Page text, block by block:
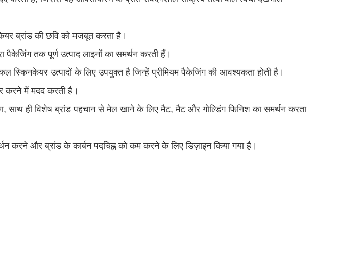
ब्रांड की छवि को मजबूत करता है।
तक पूर्ण उत्पाद लाइनों का समर्थन करती हैं।
स्किनकेयर उत्पादों के लिए उपयुक्त है जिन्हें प्रीमियम पैकेजिंग की आवश्यकता होती है।
करने में मदद करती है।
ही विशेष ब्रांड पहचान से मेल खाने के लिए मैट, मैट और गोल्डिंग फिनिश का समर्थन करता
करने और ब्रांड के कार्बन पदचिह्न को कम करने के लिए डिज़ाइन किया गया है।